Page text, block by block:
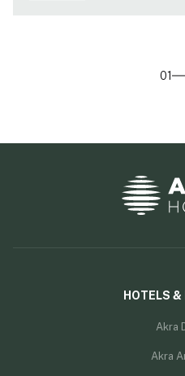
01
HOTELS
Akra
Akra